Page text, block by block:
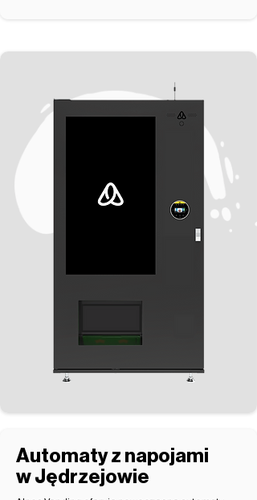
Automaty z napojami
w Jędrzejowie